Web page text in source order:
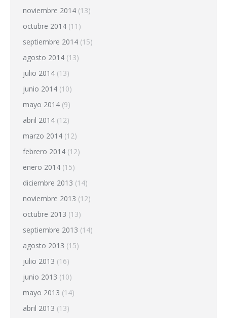
noviembre 2014 (13)
octubre 2014 (11)
septiembre 2014 (15)
agosto 2014 (13)
julio 2014 (13)
junio 2014 (10)
mayo 2014 (9)
abril 2014 (12)
marzo 2014 (12)
febrero 2014 (12)
enero 2014 (15)
diciembre 2013 (14)
noviembre 2013 (12)
octubre 2013 (13)
septiembre 2013 (14)
agosto 2013 (15)
julio 2013 (16)
junio 2013 (10)
mayo 2013 (14)
abril 2013 (13)